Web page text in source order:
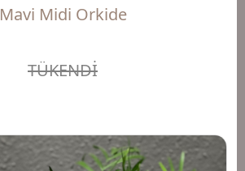
Mavi Midi Orkide
TÜKENDİ